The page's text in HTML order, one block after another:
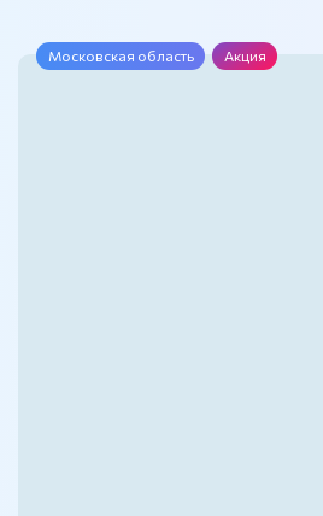
Московская область Акция